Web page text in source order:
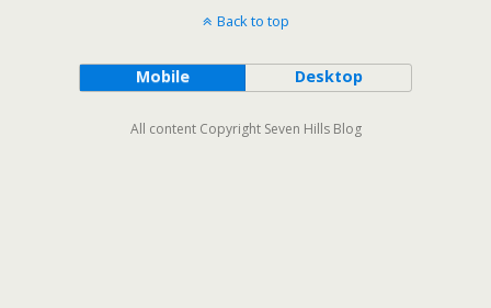
Back to top
Mobile Desktop
All content Copyright Seven Hills Blog